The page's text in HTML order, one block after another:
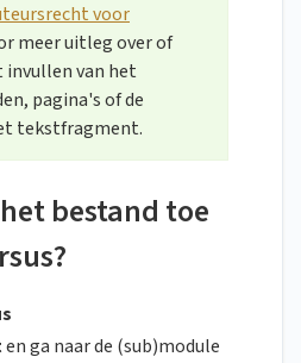
voor
meer uitleg over of
invullen van het
pagina's of de
tekstfragment.
bestand toe
en ga naar de (sub)module